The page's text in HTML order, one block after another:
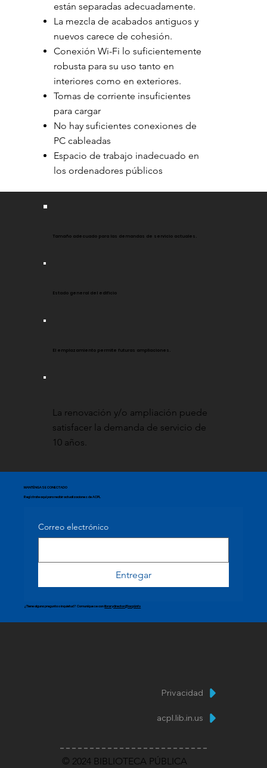
están separadas adecuadamente.
La mezcla de acabados antiguos y
nuevos carece de cohesión.
Conexión Wi-Fi lo suficientemente
robusta para su uso tanto en
interiores como en exteriores.
Tomas de corriente insuficientes
para cargar
No hay suficientes conexiones de
PC cableadas
Espacio de trabajo inadecuado en
los ordenadores públicos
Tamaño adecuado para las demandas de servicio actuales.
Estado general del edificio
El emplazamiento permite futuras ampliaciones.
La renovación y/o ampliación puede
satisfacer la demanda de servicio de
10 años.
MANTÉNGASE CONECTADO
Regístrate aquí para recibir actualizaciones de ACPL.
Correo electrónico
Entregar
¿Tiene alguna pregunta o inquietud? Comuníquese conlibrarydirector@acpl.info
Privacidad
acpl.lib.in.us
© 2024 BIBLIOTECA PÚBLICA